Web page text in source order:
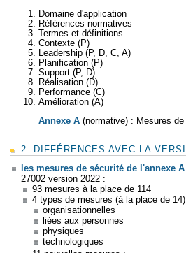
Domaine d'application
Références normatives
Termes et définitions
Contexte (P)
Leadership (P, D, C, A)
Planification (P)
Support (P, D)
Réalisation (D)
Performance (C)
Amélioration (A)
Annexe A (normative) : Mesures
2. DIFFÉRENCES AVEC LA
les mesures de sécurité de l'annexe A
27002 version 2022 :
93 mesures à la place de 114
4 types de mesures (à la place de
organisationnelles
liées aux personnes
physiques
technologiques